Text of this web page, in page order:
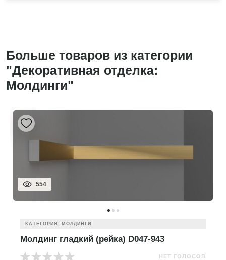
Больше товаров из категории
"Декоративная отделка:
Молдинги"
554
КАТЕГОРИЯ: МОЛДИНГИ
Молдинг гладкий (рейка) D047-943
НЕТ ГОЛОСОВ